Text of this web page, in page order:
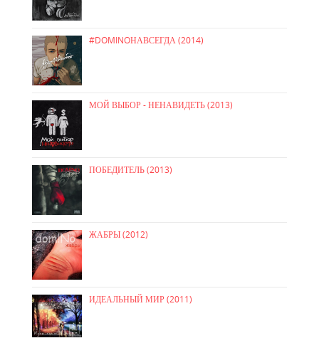
#DOMINOНАВСЕГДА (2014)
МОЙ ВЫБОР - НЕНАВИДЕТЬ (2013)
ПОБЕДИТЕЛЬ (2013)
ЖАБРЫ (2012)
ИДЕАЛЬНЫЙ МИР (2011)